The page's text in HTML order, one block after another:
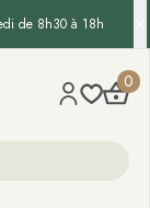
de 8h30 à 18h
0